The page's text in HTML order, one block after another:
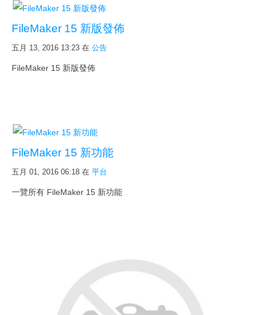
FileMaker 15 新版發佈
五月 13, 2016 13:23 在 公告
FileMaker 15 新版發佈
FileMaker 15 新功能
五月 01, 2016 06:18 在 平台
一覽所有 FileMaker 15 新功能